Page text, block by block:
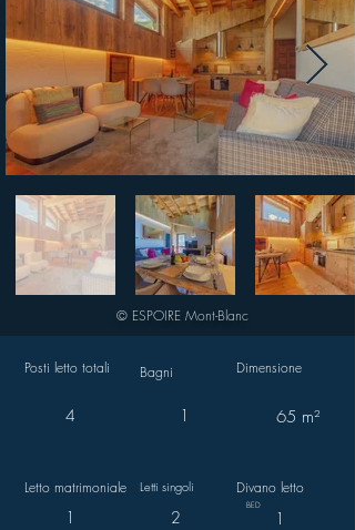
© ESPOIRE Mont-Blanc
Posti letto totali
4
Bagni
1
Dimensione
65 m²
Letto matrimoniale Letti singoli Divano letto
1 2
BED
1